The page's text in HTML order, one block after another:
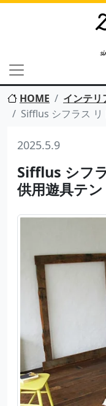
HOME
インテリ
Sifflus シフラス リ
2025.5.9
Sifflus シフ
供用遊具テン